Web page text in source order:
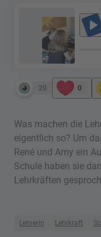
play_arrow
20 0
Was machen die
eigentlich so? Um
René und Amy ein
Schule haben sie
Lehrkräften
Lehrerin Lehrkraft